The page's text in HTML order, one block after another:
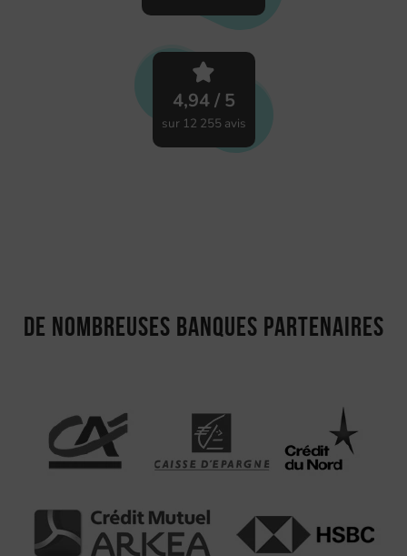
4,94 / 5
sur 12 255 avis
De nombreuses banques partenaires